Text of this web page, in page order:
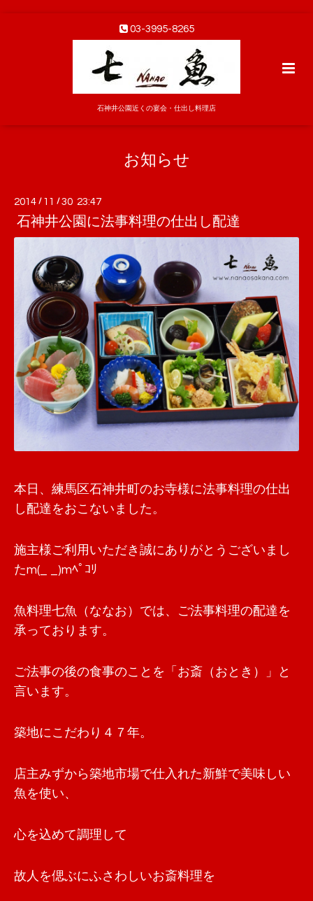
03-3995-8265
石神井公園近くの宴会・仕出し料理店
お知らせ
2014 / 11 /30 23:47
石神井公園に法事料理の仕出し配達
本日、練馬区石神井町のお寺様に法事料理の仕出
し配達をおこないました。
施主様ご利用いただき誠にありがとうございまし
たm(_ _)mﾍﾟｺﾘ
魚料理七魚（ななお）では、ご法事料理の配達を
承っております。
ご法事の後の食事のことを「お斎（おとき）」と
言います。
築地にこだわり４７年。
店主みずから築地市場で仕入れた新鮮で美味しい
魚を使い、
心を込めて調理して
故人を偲ぶにふさわしいお斎料理を